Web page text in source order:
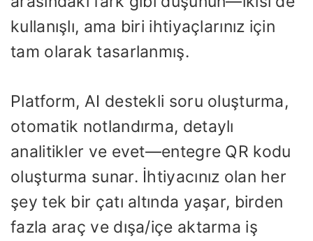
kullanışlı, ama biri ihtiyaçlarınız için
tam olarak tasarlanmış.
Platform, AI destekli soru oluşturma,
otomatik notlandırma, detaylı
analitikler ve evet—entegre QR kodu
oluşturma sunar. İhtiyacınız olan her
şey tek bir çatı altında yaşar, birden
fazla araç ve dışa/içe aktarma iş